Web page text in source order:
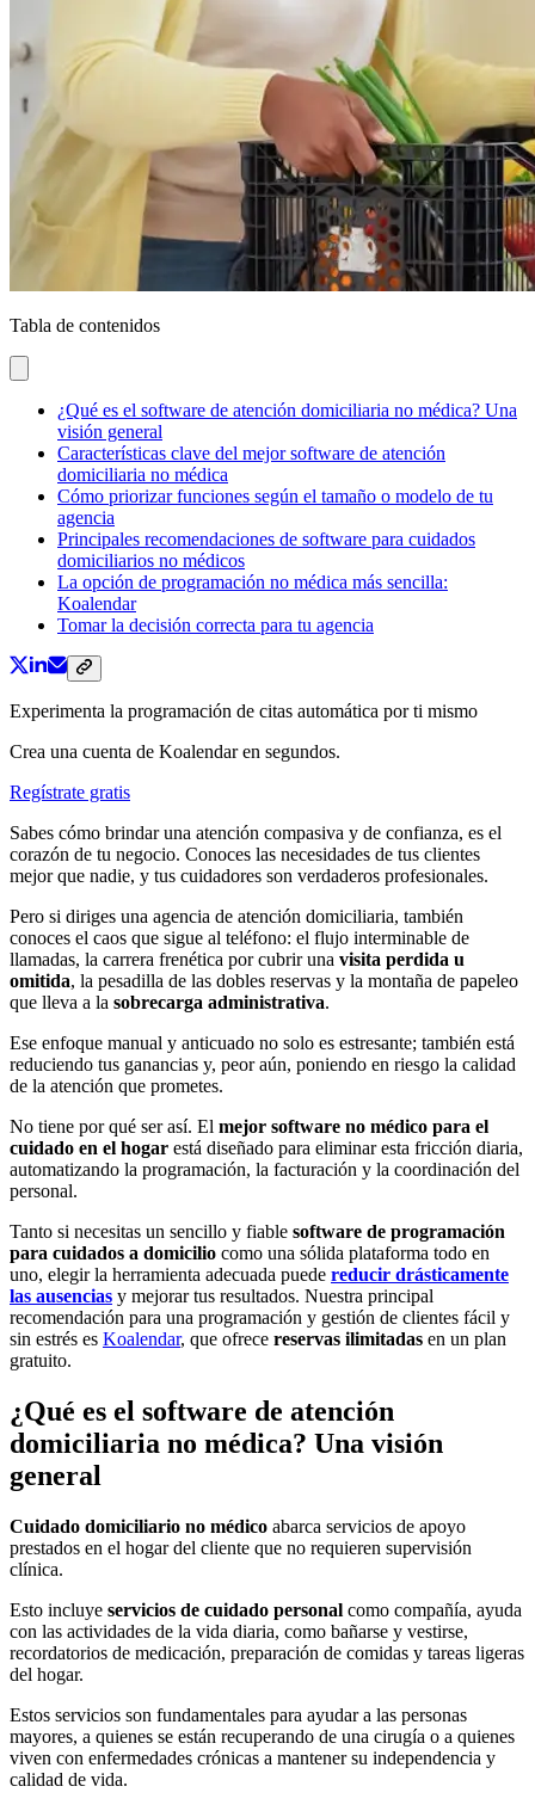
Tabla de contenidos
¿Qué es el software de atención domiciliaria no médica? Una
visión general
Características clave del mejor software de atención
domiciliaria no médica
Cómo priorizar funciones según el tamaño o modelo de tu
agencia
Principales recomendaciones de software para cuidados
domiciliarios no médicos
La opción de programación no médica más sencilla:
Koalendar
Tomar la decisión correcta para tu agencia
Experimenta la programación de citas automática por ti mismo
Crea una cuenta de Koalendar en segundos.
Regístrate gratis
Sabes cómo brindar una atención compasiva y de confianza, es el
corazón de tu negocio. Conoces las necesidades de tus clientes
mejor que nadie, y tus cuidadores son verdaderos profesionales.
Pero si diriges una agencia de atención domiciliaria, también
conoces el caos que sigue al teléfono: el flujo interminable de
llamadas, la carrera frenética por cubrir una visita perdida u
omitida, la pesadilla de las dobles reservas y la montaña de papeleo
que lleva a la sobrecarga administrativa.
Ese enfoque manual y anticuado no solo es estresante; también está
reduciendo tus ganancias y, peor aún, poniendo en riesgo la calidad
de la atención que prometes.
No tiene por qué ser así. El mejor software no médico para el
cuidado en el hogar está diseñado para eliminar esta fricción diaria,
automatizando la programación, la facturación y la coordinación del
personal.
Tanto si necesitas un sencillo y fiable software de programación
para cuidados a domicilio como una sólida plataforma todo en
uno, elegir la herramienta adecuada puede reducir drásticamente
las ausencias y mejorar tus resultados. Nuestra principal
recomendación para una programación y gestión de clientes fácil y
sin estrés es Koalendar, que ofrece reservas ilimitadas en un plan
gratuito.
¿Qué es el software de atención
domiciliaria no médica? Una visión
general
Cuidado domiciliario no médico abarca servicios de apoyo
prestados en el hogar del cliente que no requieren supervisión
clínica.
Esto incluye servicios de cuidado personal como compañía, ayuda
con las actividades de la vida diaria, como bañarse y vestirse,
recordatorios de medicación, preparación de comidas y tareas ligeras
del hogar.
Estos servicios son fundamentales para ayudar a las personas
mayores, a quienes se están recuperando de una cirugía o a quienes
viven con enfermedades crónicas a mantener su independencia y
calidad de vida.